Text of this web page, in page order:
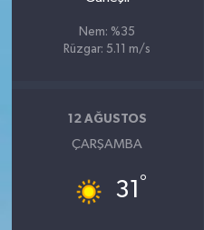
Nem: %35
Rüzgar: 5.11 m/s
12 AĞUSTOS
ÇARŞAMBA
31 °
Spor
Ulusal